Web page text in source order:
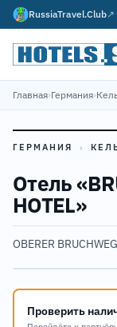
RussiaTravel.Club↗
Главная›Германия›
ГЕРМАНИЯ ›
Отель
HOTEL»
OBERER
Проверить